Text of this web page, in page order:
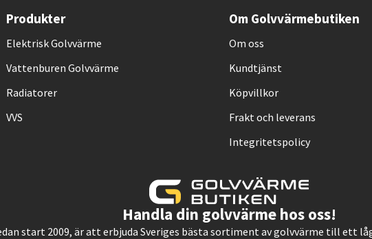
Produkter
Elektrisk Golvvärme
Vattenburen Golvvärme
Radiatorer
VVS
Om Golvvärmebutiken
Om oss
Kundtjänst
Köpvillkor
Frakt och leverans
Integritetspolicy
Handla din golvvärme hos oss!
start 2009, är att erbjuda Sveriges bästa sortiment av golvvärme till ett